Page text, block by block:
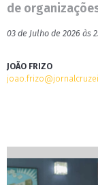
de
03 de Julho de 2026 às
JOÃO FRIZO